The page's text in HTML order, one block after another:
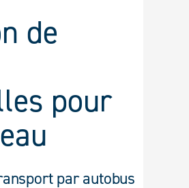
de
pour
par autobus